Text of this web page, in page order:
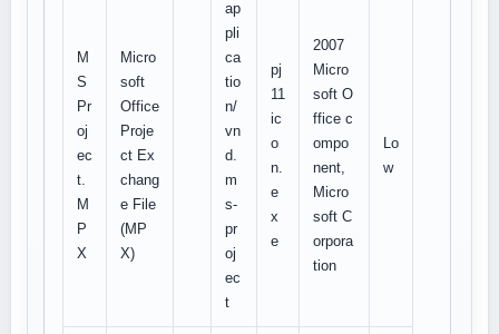
M
S
Pr
oj
ec
t.
M
P
X
Micro
soft
Office
Proje
ct Ex
chang
e File
(MP
X)
ap
pli
ca
tio
n/
vn
d.
m
s-
pr
oj
ec
t
pj
11
ic
o
n.
e
x
e
2007
Micro
soft O
ffice c
ompo
nent,
Micro
soft C
orpora
tion
Lo
w